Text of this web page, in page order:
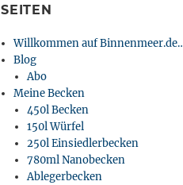
SEITEN
Willkommen auf
Blog
Abo
Meine Becken
450l Becken
150l Würfel
250l Einsiedlerbecken
780ml Nanobecken
Ablegerbecken